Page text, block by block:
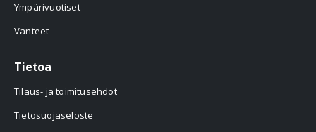
Ympärivuotiset
Vanteet
Tietoa
Tilaus- ja toimitusehdot
Tietosuojaseloste